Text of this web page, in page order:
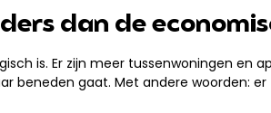
dan de
is. Er zijn meer tussenwoningen en
beneden gaat. Met andere woorden: